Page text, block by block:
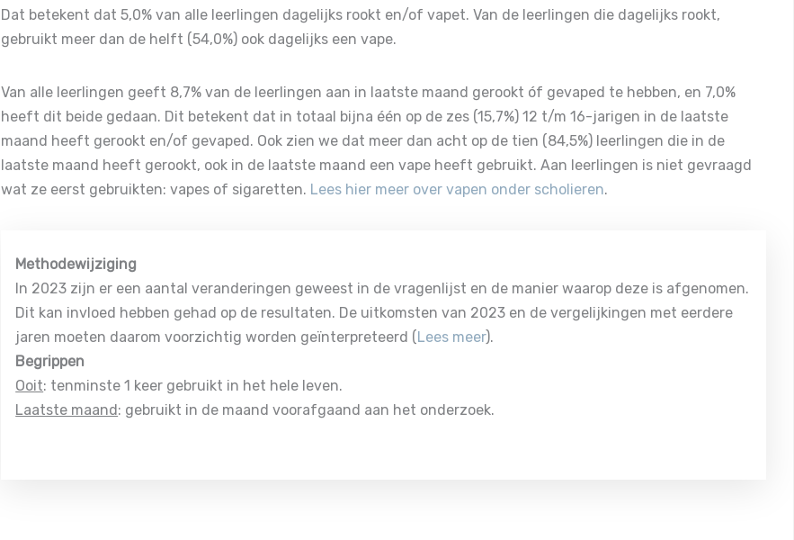
Dat betekent dat 5,0% van alle leerlingen dagelijks rookt en/of vapet. Van de leerlingen die dagelijks rookt,
gebruikt meer dan de helft (54,0%) ook dagelijks een vape.
Van alle leerlingen geeft 8,7% van de leerlingen aan in laatste maand gerookt óf gevaped te hebben, en 7,0%
heeft dit beide gedaan. Dit betekent dat in totaal bijna één op de zes (15,7%) 12 t/m 16-jarigen in de laatste
maand heeft gerookt en/of gevaped. Ook zien we dat meer dan acht op de tien (84,5%) leerlingen die in de
laatste maand heeft gerookt, ook in de laatste maand een vape heeft gebruikt. Aan leerlingen is niet gevraagd
wat ze eerst gebruikten: vapes of sigaretten. Lees hier meer over vapen onder scholieren.
Methodewijziging
In 2023 zijn er een aantal veranderingen geweest in de vragenlijst en de manier waarop deze is afgenomen.
Dit kan invloed hebben gehad op de resultaten. De uitkomsten van 2023 en de vergelijkingen met eerdere
jaren moeten daarom voorzichtig worden geïnterpreteerd (Lees meer).
Begrippen
Ooit: tenminste 1 keer gebruikt in het hele leven.
Laatste maand: gebruikt in de maand voorafgaand aan het onderzoek.